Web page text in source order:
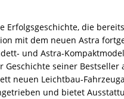
Erfolgsgeschichte, die
mit dem neuen Astra
und Astra-
seiner Bestseller
neuen Leichtbau-
und bietet